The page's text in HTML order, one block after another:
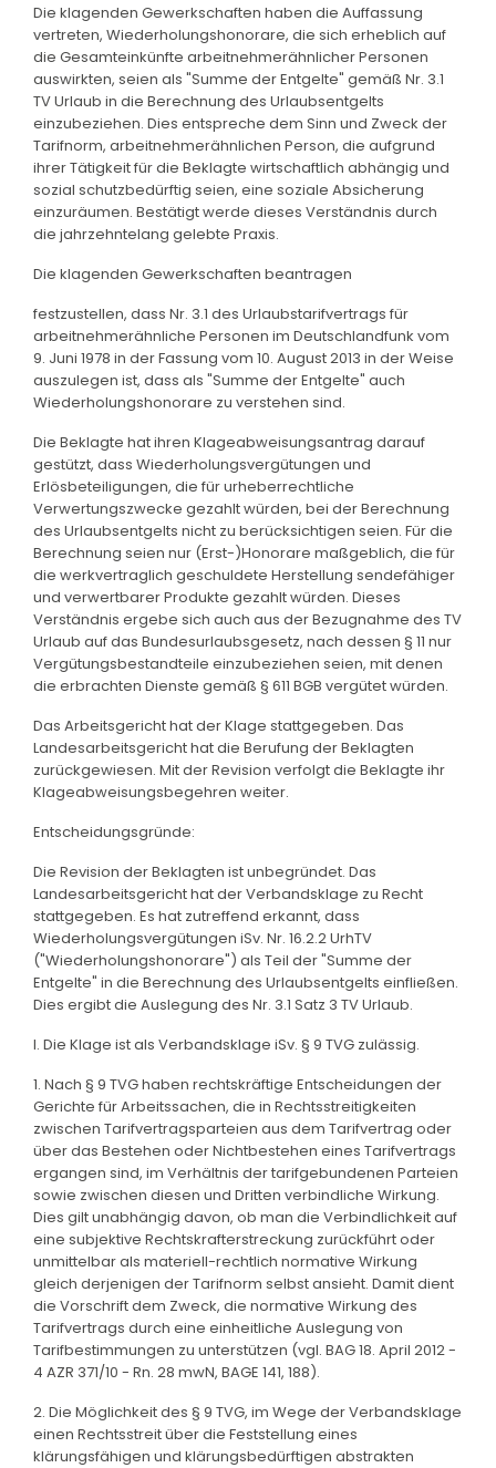
Die klagenden Gewerkschaften haben die Auffassung
vertreten, Wiederholungshonorare, die sich erheblich auf
die Gesamteinkünfte arbeitnehmerähnlicher Personen
auswirkten, seien als "Summe der Entgelte" gemäß Nr. 3.1
TV Urlaub in die Berechnung des Urlaubsentgelts
einzubeziehen. Dies entspreche dem Sinn und Zweck der
Tarifnorm, arbeitnehmerähnlichen Person, die aufgrund
ihrer Tätigkeit für die Beklagte wirtschaftlich abhängig und
sozial schutzbedürftig seien, eine soziale Absicherung
einzuräumen. Bestätigt werde dieses Verständnis durch
die jahrzehntelang gelebte Praxis.
Die klagenden Gewerkschaften beantragen
festzustellen, dass Nr. 3.1 des Urlaubstarifvertrags für
arbeitnehmerähnliche Personen im Deutschlandfunk vom
9. Juni 1978 in der Fassung vom 10. August 2013 in der Weise
auszulegen ist, dass als "Summe der Entgelte" auch
Wiederholungshonorare zu verstehen sind.
Die Beklagte hat ihren Klageabweisungsantrag darauf
gestützt, dass Wiederholungsvergütungen und
Erlösbeteiligungen, die für urheberrechtliche
Verwertungszwecke gezahlt würden, bei der Berechnung
des Urlaubsentgelts nicht zu berücksichtigen seien. Für die
Berechnung seien nur (Erst-)Honorare maßgeblich, die für
die werkvertraglich geschuldete Herstellung sendefähiger
und verwertbarer Produkte gezahlt würden. Dieses
Verständnis ergebe sich auch aus der Bezugnahme des TV
Urlaub auf das Bundesurlaubsgesetz, nach dessen § 11 nur
Vergütungsbestandteile einzubeziehen seien, mit denen
die erbrachten Dienste gemäß § 611 BGB vergütet würden.
Das Arbeitsgericht hat der Klage stattgegeben. Das
Landesarbeitsgericht hat die Berufung der Beklagten
zurückgewiesen. Mit der Revision verfolgt die Beklagte ihr
Klageabweisungsbegehren weiter.
Entscheidungsgründe:
Die Revision der Beklagten ist unbegründet. Das
Landesarbeitsgericht hat der Verbandsklage zu Recht
stattgegeben. Es hat zutreffend erkannt, dass
Wiederholungsvergütungen iSv. Nr. 16.2.2 UrhTV
("Wiederholungshonorare") als Teil der "Summe der
Entgelte" in die Berechnung des Urlaubsentgelts einfließen.
Dies ergibt die Auslegung des Nr. 3.1 Satz 3 TV Urlaub.
I. Die Klage ist als Verbandsklage iSv. § 9 TVG zulässig.
1. Nach § 9 TVG haben rechtskräftige Entscheidungen der
Gerichte für Arbeitssachen, die in Rechtsstreitigkeiten
zwischen Tarifvertragsparteien aus dem Tarifvertrag oder
über das Bestehen oder Nichtbestehen eines Tarifvertrags
ergangen sind, im Verhältnis der tarifgebundenen Parteien
sowie zwischen diesen und Dritten verbindliche Wirkung.
Dies gilt unabhängig davon, ob man die Verbindlichkeit auf
eine subjektive Rechtskrafterstreckung zurückführt oder
unmittelbar als materiell-rechtlich normative Wirkung
gleich derjenigen der Tarifnorm selbst ansieht. Damit dient
die Vorschrift dem Zweck, die normative Wirkung des
Tarifvertrags durch eine einheitliche Auslegung von
Tarifbestimmungen zu unterstützen (vgl. BAG 18. April 2012 -
4 AZR 371/10 - Rn. 28 mwN, BAGE 141, 188).
2. Die Möglichkeit des § 9 TVG, im Wege der Verbandsklage
einen Rechtsstreit über die Feststellung eines
klärungsfähigen und klärungsbedürftigen abstrakten